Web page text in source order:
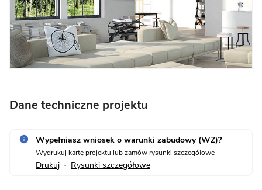
Dane techniczne projektu
Wypełniasz wniosek o warunki zabudowy (WZ)?
Wydrukuj kartę projektu lub zamów rysunki szczegółowe
Drukuj • Rysunki szczegółowe